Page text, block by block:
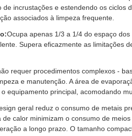
incrustações e estendendo os ciclos
associados à limpeza frequente.
Ocupa apenas 1/3 a 1/4 do espaço
Supera eficazmente as limitações
requer procedimentos complexos -
e manutenção. A área de
equipamento principal, acomodando
geral reduz o consumo de metais
calor minimizam o consumo de
a longo prazo. O tamanho